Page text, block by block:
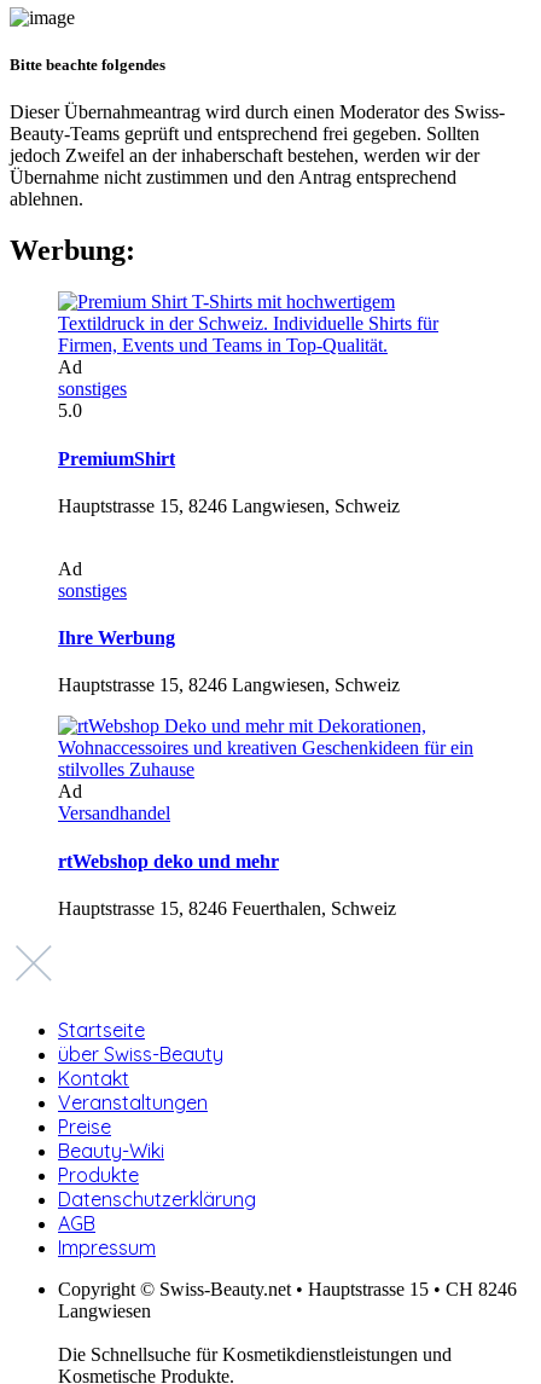
Bitte beachte folgendes
Dieser Übernahmeantrag wird durch einen Moderator des Swiss-
Beauty-Teams geprüft und entsprechend frei gegeben. Sollten
jedoch Zweifel an der inhaberschaft bestehen, werden wir der
Übernahme nicht zustimmen und den Antrag entsprechend
ablehnen.
Werbung:
Ad
sonstiges
5.0
PremiumShirt
Hauptstrasse 15, 8246 Langwiesen, Schweiz
Ad
sonstiges
Ihre Werbung
Hauptstrasse 15, 8246 Langwiesen, Schweiz
Ad
Versandhandel
rtWebshop deko und mehr
Hauptstrasse 15, 8246 Feuerthalen, Schweiz
Startseite
über Swiss-Beauty
Kontakt
Veranstaltungen
Preise
Beauty-Wiki
Produkte
Datenschutzerklärung
AGB
Impressum
Copyright © Swiss-Beauty.net • Hauptstrasse 15 • CH 8246
Langwiesen
Die Schnellsuche für Kosmetikdienstleistungen und
Kosmetische Produkte.